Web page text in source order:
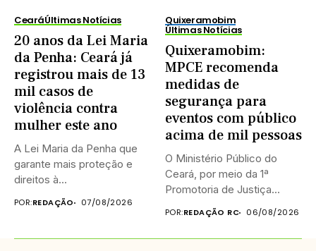
CearáÚltimas Notícias
20 anos da Lei Maria
da Penha: Ceará já
registrou mais de 13
mil casos de
violência contra
mulher este ano
A Lei Maria da Penha que
garante mais proteção e
direitos à...
POR:REDAÇÃO 07/08/2026
Quixeramobim
Últimas Notícias
Quixeramobim:
MPCE recomenda
medidas de
segurança para
eventos com público
acima de mil pessoas
O Ministério Público do
Ceará, por meio da 1ª
Promotoria de Justiça...
POR:REDAÇÃO RC 06/08/2026